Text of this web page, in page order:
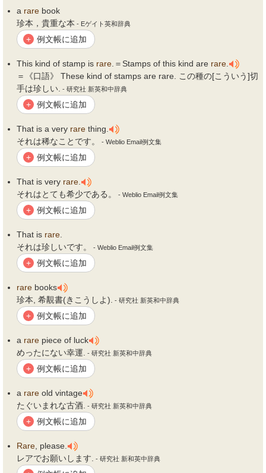
a rare book
珍本，貴重な本 - Eゲイト英和辞典
+ 例文帳に追加
This kind of stamp is rare .＝Stamps of this kind are rare
＝《口語》 These kind of stamps are rare . この種の[こういう]切
手は珍しい. - 研究社 新英和中辞典
+ 例文帳に追加
That is a very rare thing.
それは稀なことです。
- Weblio Email例文集
+ 例文帳に追加
That is very rare
それはとても希少である。
- Weblio Email例文集
+ 例文帳に追加
That is rare
それは珍しいです。
- Weblio Email例文集
+ 例文帳に追加
rare books
珍本, 希覯書(きこうしよ).
- 研究社 新英和中辞典
+ 例文帳に追加
a rare piece of luck
めったにない幸運.
- 研究社 新英和中辞典
+ 例文帳に追加
a rare old vintage
たぐいまれな古酒. - 研究社 新英和中辞典
+ 例文帳に追加
Rare , please.
レアでお願いします.
- 研究社 新和英中辞典